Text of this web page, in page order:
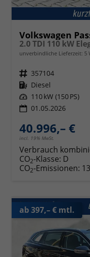
Volkswagen
2.0 TDI 110 kW
unverbindliche Lieferzeit: 5
Fahrzeugnr. 357104
Kraftstoff Diesel
Leistung 110 kW (150 PS)
01.05.2026
40.996,– €
incl. 19% MwSt.
Verbrauch
CO2-Klasse: D
CO2-Emissionen:
ab 397,– € mtl.